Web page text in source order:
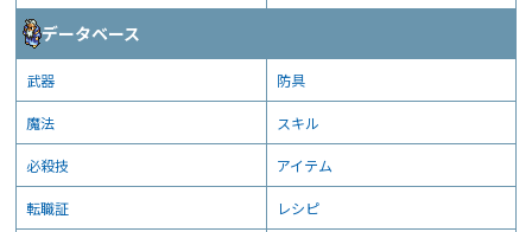
データベース
武器 防具
魔法 スキル
必殺技 アイテム
転職証 レシピ